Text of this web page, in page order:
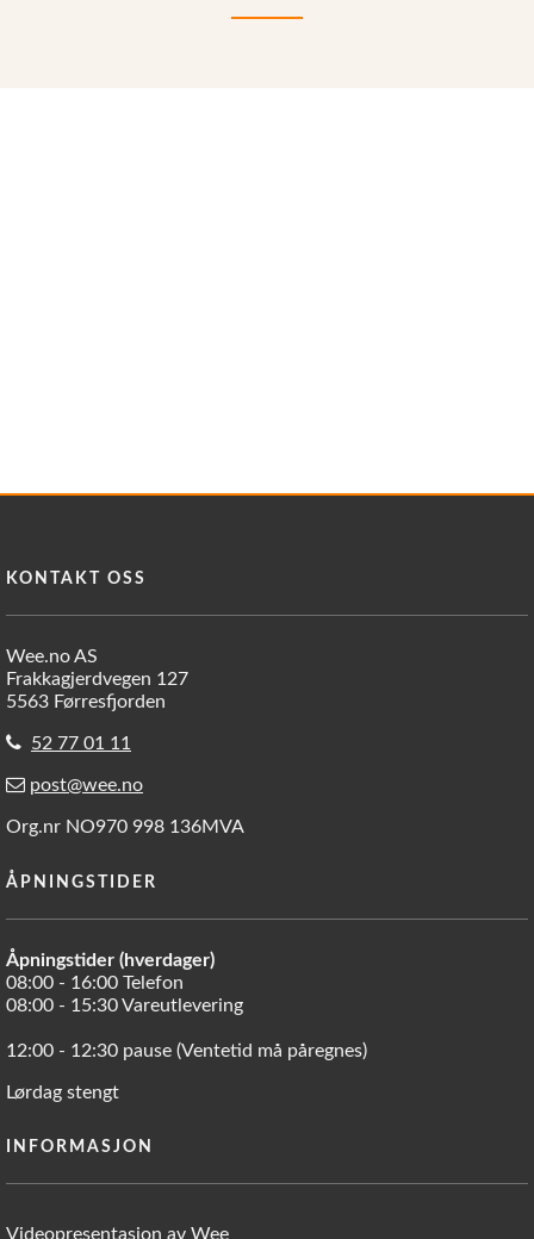
KONTAKT OSS
Wee.no AS
Frakkagjerdvegen 127
5563 Førresfjorden
52 77 01 11
post@wee.no
Org.nr NO970 998 136MVA
ÅPNINGSTIDER
Åpningstider (hverdager)
08:00 - 16:00 Telefon
08:00 - 15:30 Vareutlevering
12:00 - 12:30 pause (Ventetid må påregnes)
Lørdag stengt
INFORMASJON
Videopresentasjon av Wee